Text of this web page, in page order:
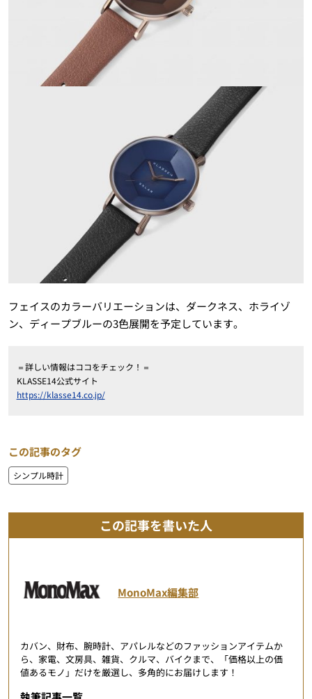
フェイスのカラーバリエーションは、ダークネス、ホライゾ
ン、ディープブルーの3色展開を予定しています。
＝詳しい情報はココをチェック！＝
KLASSE14公式サイト
https://klasse14.co.jp/
この記事のタグ
シンプル時計
この記事を書いた人
MonoMax編集部
カバン、財布、腕時計、アパレルなどのファッションアイテムか
ら、家電、文房具、雑貨、クルマ、バイクまで、「価格以上の価
値あるモノ」だけを厳選し、多角的にお届けします！